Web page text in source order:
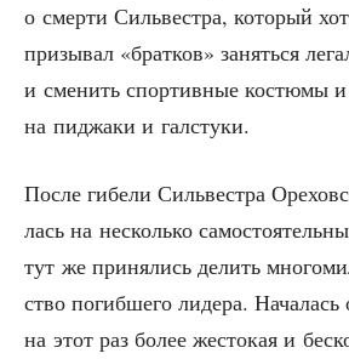
о смер­ти Силь­ве­ст­ра, кото­рый
при­зы­вал «брат­ков» занять­ся
и сме­нить спор­тив­ные костю­мы
на пиджа­ки и галстуки.
После гибе­ли Силь­ве­ст­ра
лась на несколь­ко
тут же при­ня­лись делить
ство погиб­ше­го лиде­ра. Нача­лась
на этот раз более жесто­кая и